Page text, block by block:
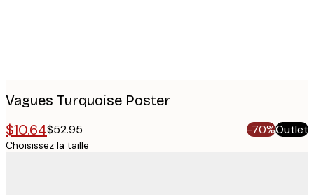
Vagues Turquoise Poster
$10.64$52.95 -70%Outlet
Choisissez la taille